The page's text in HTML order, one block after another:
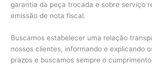
garantia da peça trocada e sobre serviço
emissão de nota fiscal.
Buscamos estabelecer uma relação
nossos clientes, informando e explicando
prazos e buscamos sempre o